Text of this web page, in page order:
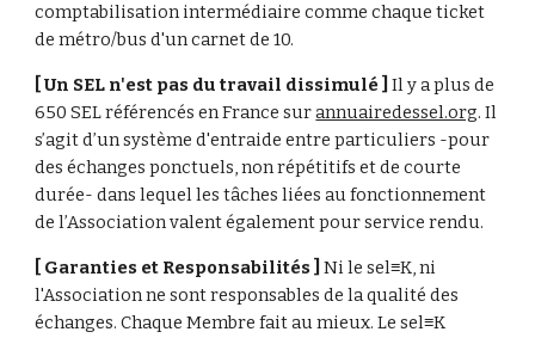
comptabilisation intermédiaire comme chaque ticket
de métro/bus d'un carnet de 10.
[ Un SEL n'est pas du travail dissimulé ] Il y a plus de
650 SEL référencés en France sur annuairedessel.org. Il
s’agit d’un système d'entraide entre particuliers -pour
des échanges ponctuels, non répétitifs et de courte
durée- dans lequel les tâches liées au fonctionnement
de l’Association valent également pour service rendu.
[ Garanties et Responsabilités ] Ni le sel≡K, ni
l'Association ne sont responsables de la qualité des
échanges. Chaque Membre fait au mieux. Le sel≡K